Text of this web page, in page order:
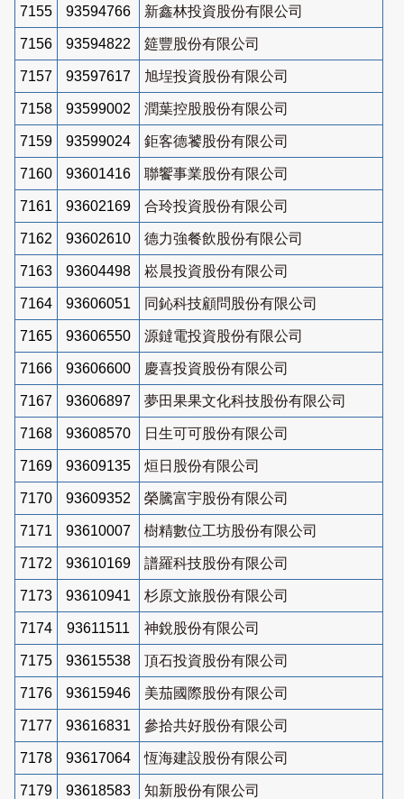
7155 93594766 新鑫林投資股份有限公司
7156 93594822 筵豐股份有限公司
7157 93597617 旭埕投資股份有限公司
7158 93599002 潤葉控股股份有限公司
7159 93599024 鉅客德饕股份有限公司
7160 93601416 聯饗事業股份有限公司
7161 93602169 合玲投資股份有限公司
7162 93602610 德力強餐飲股份有限公司
7163 93604498 崧晨投資股份有限公司
7164 93606051 同鈊科技顧問股份有限公司
7165 93606550 源鐽電投資股份有限公司
7166 93606600 慶喜投資股份有限公司
7167 93606897 夢田果果文化科技股份有限公司
7168 93608570 日生可可股份有限公司
7169 93609135 烜日股份有限公司
7170 93609352 榮騰富宇股份有限公司
7171 93610007 樹精數位工坊股份有限公司
7172 93610169 譜羅科技股份有限公司
7173 93610941 杉原文旅股份有限公司
7174 93611511 神銳股份有限公司
7175 93615538 頂石投資股份有限公司
7176 93615946 美茄國際股份有限公司
7177 93616831 參拾共好股份有限公司
7178 93617064 恆海建設股份有限公司
7179 93618583 知新股份有限公司